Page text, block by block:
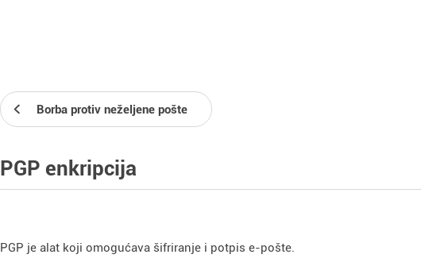
Borba protiv neželjene pošte
PGP enkripcija
PGP je alat koji omogućava šifriranje i potpis e-pošte.